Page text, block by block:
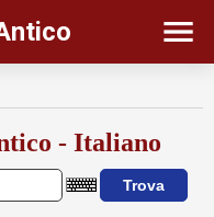
- Italiano